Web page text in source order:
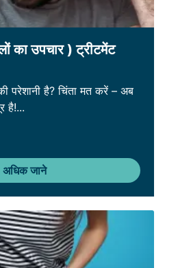
का उपचार ) ट्रीटमेंट
परेशानी है? चिंता मत करें – अब
है!...
अधिक जाने